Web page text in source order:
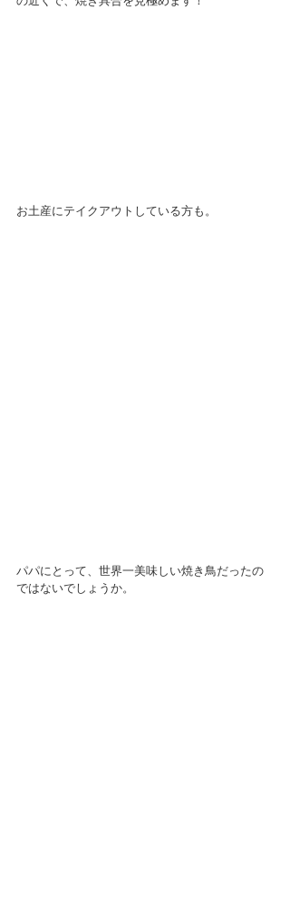
お土産にテイクアウトしている方も。
パパにとって、世界一美味しい焼き鳥だったの
ではないでしょうか。